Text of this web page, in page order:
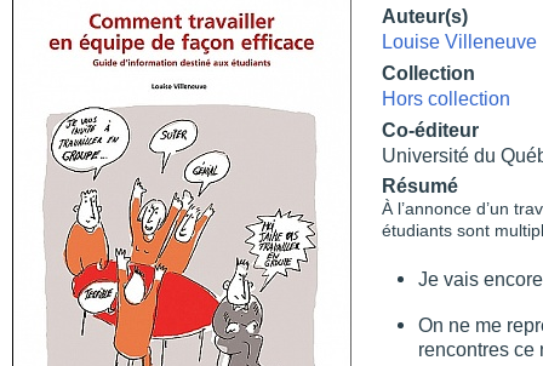
Auteur(s)
Louise Villeneuve
Collection
Hors collection
Co-éditeur
Université du
Résumé
À l’annonce d’un
étudiants sont
Je vais
On ne me
rencontres ce